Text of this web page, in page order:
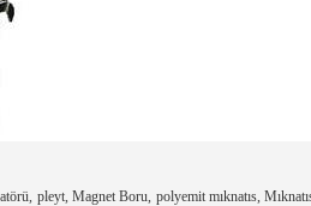
pleyt, Magnet Boru, polyemit mıknatıs,